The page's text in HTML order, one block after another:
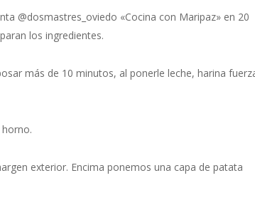
@dosmastres_oviedo «Cocina con Maripaz» en 20
los ingredientes.
más de 10 minutos, al ponerle leche, harina
exterior. Encima ponemos una capa de patata